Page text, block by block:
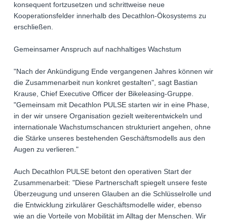
konsequent fortzusetzen und schrittweise neue
Kooperationsfelder innerhalb des Decathlon-Ökosystems zu
erschließen.
Gemeinsamer Anspruch auf nachhaltiges Wachstum
"Nach der Ankündigung Ende vergangenen Jahres können wir
die Zusammenarbeit nun konkret gestalten", sagt Bastian
Krause, Chief Executive Officer der Bikeleasing-Gruppe.
"Gemeinsam mit Decathlon PULSE starten wir in eine Phase,
in der wir unsere Organisation gezielt weiterentwickeln und
internationale Wachstumschancen strukturiert angehen, ohne
die Stärke unseres bestehenden Geschäftsmodells aus den
Augen zu verlieren."
Auch Decathlon PULSE betont den operativen Start der
Zusammenarbeit: "Diese Partnerschaft spiegelt unsere feste
Überzeugung und unseren Glauben an die Schlüsselrolle und
die Entwicklung zirkulärer Geschäftsmodelle wider, ebenso
wie an die Vorteile von Mobilität im Alltag der Menschen. Wir